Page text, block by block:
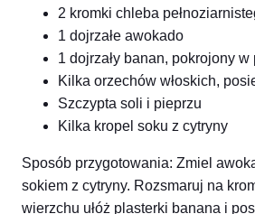
2 kromki chleba
1 dojrzałe awokado
1 dojrzały banan, pokrojony w
Kilka orzechów włoskich,
Szczypta soli i pieprzu
Kilka kropel soku z cytryny
Sposób przygotowania: Zmiel
sokiem z cytryny. Rozsmaruj na
wierzchu ułóż plasterki banana i